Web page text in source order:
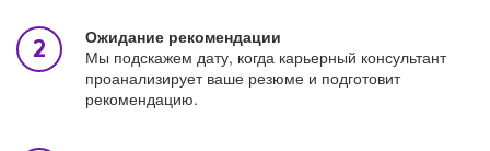
Ожидание рекомендации
Мы подскажем дату, когда карьерный консультант
проанализирует ваше резюме и подготовит
рекомендацию.